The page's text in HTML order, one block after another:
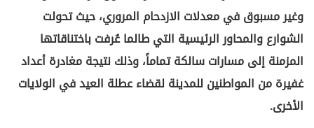
وغير مسبوق في معدلات الازدحام المروري، حيث تحولت
الشوارع والمحاور الرئيسية التي طالما عُرفت باختناقاتها
المزمنة إلى مسارات سالكة تماماً، وذلك نتيجة مغادرة أعداد
غفيرة من المواطنين للمدينة لقضاء عطلة العيد في الولايات
الأخرى.